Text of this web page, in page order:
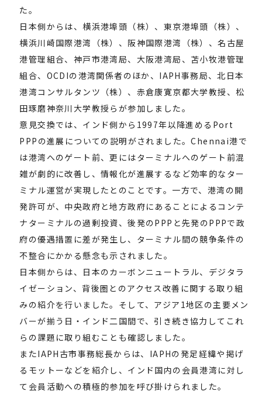
た。
日本側からは、横浜港埠頭（株）、東京港埠頭（株）、
横浜川崎国際港湾（株）、阪神国際港湾（株）、名古屋
港管理組合、神戸市港湾局、大阪港湾局、苫小牧港管理
組合、OCDIの港湾関係者のほか、IAPH事務局、北日本
港湾コンサルタンツ（株）、赤倉康寛京都大学教授、松
田琢磨神奈川大学教授らが参加しました。
意見交換では、インド側から1997年以降進めるPort
PPPの進展についての説明がされました。Chennai港で
は港湾へのゲート前、更にはターミナルへのゲート前混
雑が劇的に改善し、情報化が進展するなど効率的なター
ミナル運営が実現したとのことです。一方で、港湾の開
発許可が、中央政府と地方政府にあることによるコンテ
ナターミナルの過剰投資、後発のPPPと先発のPPPで政
府の優遇措置に差が発生し、ターミナル間の競争条件の
不整合にかかる懸念も示されました。
日本側からは、日本のカーボンニュートラル、デジタラ
イゼーション、背後圏とのアクセス改善に関する取り組
みの紹介を行いました。そして、アジア1地区の主要メン
バーが揃う日・インド二国間で、引き続き協力してこれ
らの課題に取り組むことも確認しました。
またIAPH古市事務総長からは、IAPHの発足経緯や掲げ
るモットーなどを紹介し、インド国内の会員港湾に対し
て会員活動への積極的参加を呼び掛けられました。